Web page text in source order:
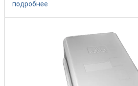
к сети, ...
подробнее